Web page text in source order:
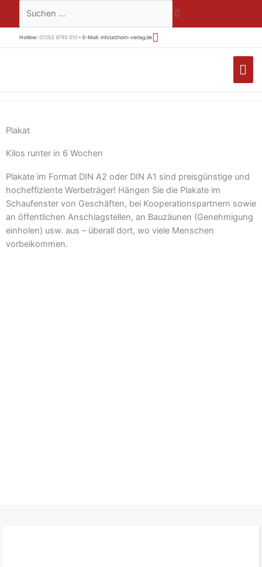
springen
Suchen …
Hotline: 07253 9793 010 • E-Mail: info(at)horn-verlag.de
Plakat
Kilos runter in 6 Wochen
Plakate im Format DIN A2 oder DIN A1 sind preisgünstige und
hocheffiziente Werbeträger! Hängen Sie die Plakate im
Schaufenster von Geschäften, bei Kooperationspartnern sowie
an öffentlichen Anschlagstellen, an Bauzäunen (Genehmigung
einholen) usw. aus – überall dort, wo viele Menschen
vorbeikommen.